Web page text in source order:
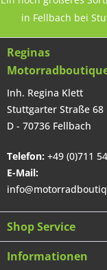
in Fellbach bei
Reginas
Inh. Regina Klett
Stuttgarter Straße 68
D - 70736 Fellbach
Telefon: +49 (0)711
E-Mail:
Shop Service
Informationen